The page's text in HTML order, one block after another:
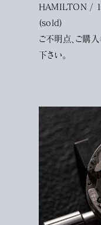
HAMILTON /
(sold)
ご不明点、ご購
下さい。